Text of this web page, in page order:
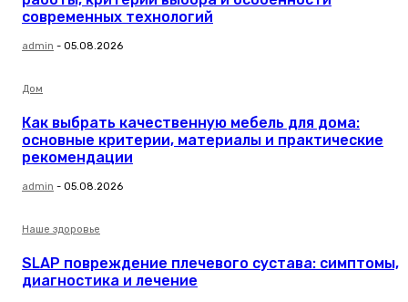
современных технологий
admin - 05.08.2026
Дом
Как выбрать качественную мебель для дома:
основные критерии, материалы и практические
рекомендации
admin - 05.08.2026
Наше здоровье
SLAP повреждение плечевого сустава: симптомы,
диагностика и лечение